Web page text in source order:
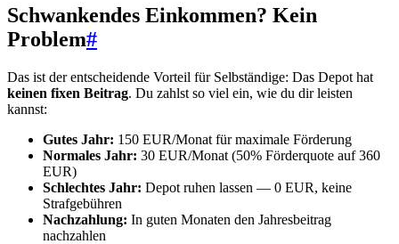
Schwankendes Einkommen? Kein
Problem#
Das ist der entscheidende Vorteil für Selbständige: Das Depot hat
keinen fixen Beitrag. Du zahlst so viel ein, wie du dir leisten
kannst:
Gutes Jahr: 150 EUR/Monat für maximale Förderung
Normales Jahr: 30 EUR/Monat (50% Förderquote auf 360
EUR)
Schlechtes Jahr: Depot ruhen lassen — 0 EUR, keine
Strafgebühren
Nachzahlung: In guten Monaten den Jahresbeitrag
nachzahlen